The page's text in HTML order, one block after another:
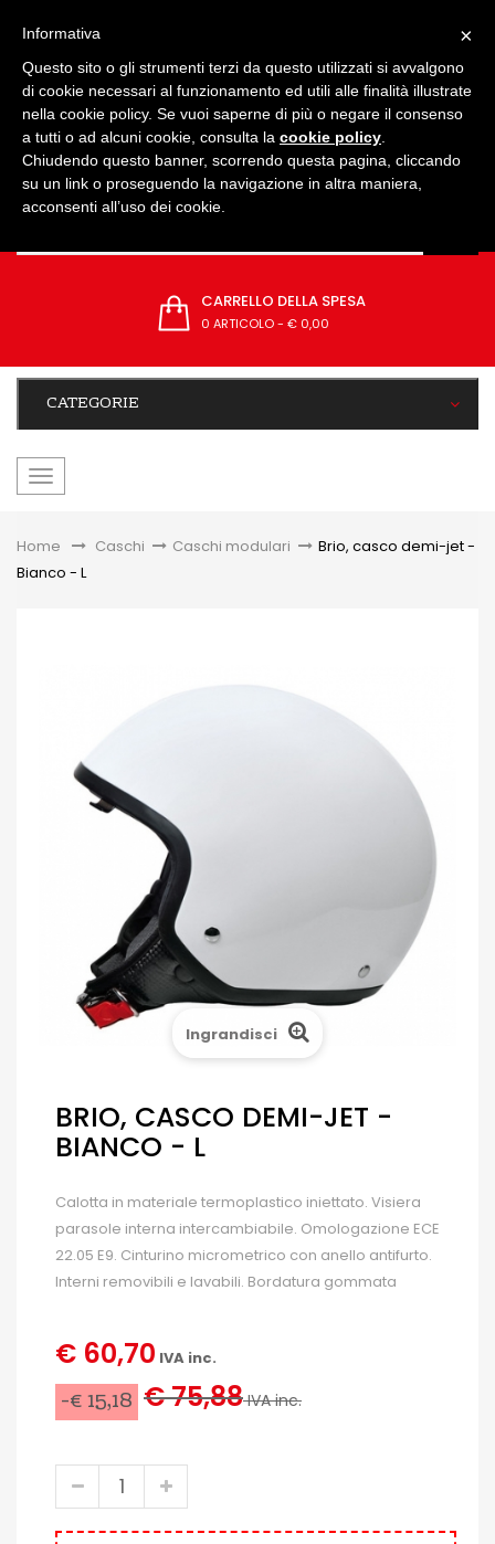
CARRELLO DELLA SPESA
0 ARTICOLO- € 0,00
CATEGORIE
navigazione
Home &gt;Caschi > Caschi modulari > Brio, casco demi-jet -
Bianco - L
Ingrandisci
BRIO, CASCO DEMI-JET -
BIANCO - L
Calotta in materiale termoplastico iniettato. Visiera
parasole interna intercambiabile. Omologazione ECE
22.05 E9. Cinturino micrometrico con anello antifurto.
Interni removibili e lavabili. Bordatura gommata
€ 60,70 IVA inc.
-€ 15,18 € 75,88IVA inc.
×
Informativa
Questo sito o gli strumenti terzi da questo utilizzati si avvalgono
di cookie necessari al funzionamento ed utili alle finalità illustrate
nella cookie policy. Se vuoi saperne di più o negare il consenso
a tutti o ad alcuni cookie, consulta la cookie policy
Chiudendo questo banner, scorrendo questa pagina, cliccando
su un link o proseguendo la navigazione in altra maniera,
acconsenti all’uso dei cookie.